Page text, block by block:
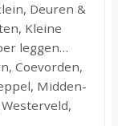
Deuren &
Kleine
leggen…
Coevorden,
Midden-